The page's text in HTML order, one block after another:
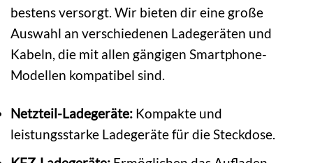
bestens versorgt. Wir bieten dir eine große
Auswahl an verschiedenen Ladegeräten und
Kabeln, die mit allen gängigen Smartphone-
Modellen kompatibel sind.
Netzteil-Ladegeräte: Kompakte und
leistungsstarke Ladegeräte für die Steckdose.